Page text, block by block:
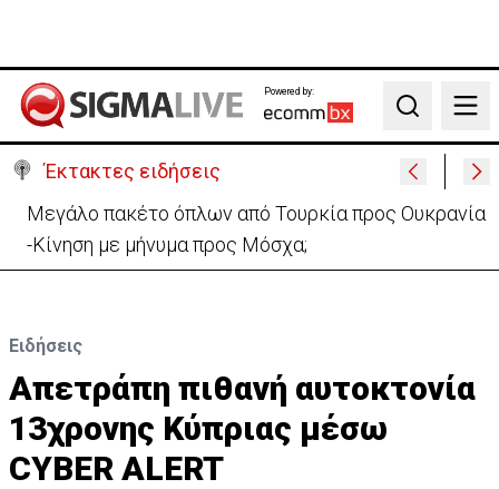
Powered by:
Search
Έκτακτες ειδήσεις
Μεγάλο πακέτο όπλων από Τουρκία προς Ουκρανία
-Κίνηση με μήνυμα προς Μόσχα;
Ειδήσεις
Απετράπη πιθανή αυτοκτονία
13χρονης Κύπριας μέσω
CYBER ALERT